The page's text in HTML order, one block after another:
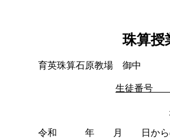
珠算
育英珠算石原教場 御中
生徒
令和 年 月 日からの授業